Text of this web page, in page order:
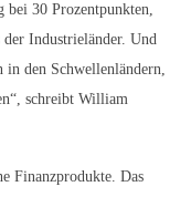
bei 30 Prozentpunkten,
der Industrieländer. Und
in den Schwellenländern,
schreibt William
Finanzprodukte. Das